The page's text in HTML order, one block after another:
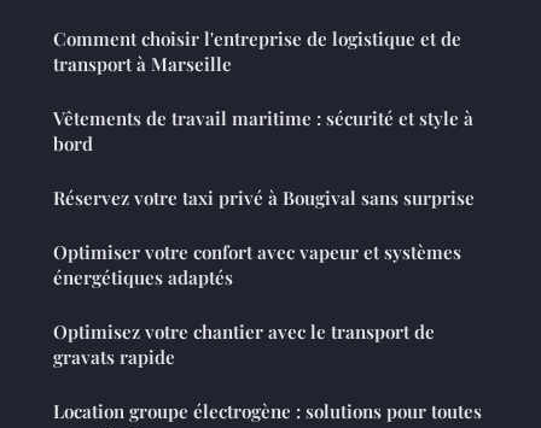
Comment choisir l'entreprise de logistique et de
transport à Marseille
Vêtements de travail maritime : sécurité et style à
bord
Réservez votre taxi privé à Bougival sans surprise
Optimiser votre confort avec vapeur et systèmes
énergétiques adaptés
Optimisez votre chantier avec le transport de
gravats rapide
Location groupe électrogène : solutions pour toutes